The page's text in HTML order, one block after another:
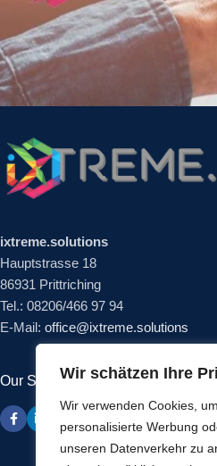
Wir schätzen Ihre
Wir verwenden Cookies,
personalisierte Werbung
unseren Datenverkehr zu
ixtreme.solutions
Hauptstrasse 18
86931 Prittriching
Tel.: 08206/466 97 94
E-Mail: office@ixtreme.solutions
Our Social Links: